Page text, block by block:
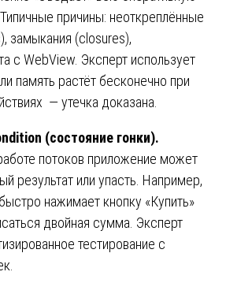
причины: неоткреплённые
замыкания (closures),
с WebView. Эксперт использует
память растёт бесконечно при
— утечка доказана.
(состояние гонки).
потоков приложение может
результат или упасть. Например,
нажимает кнопку «Купить»
двойная сумма. Эксперт
тестирование с